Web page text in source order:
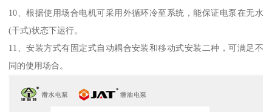
10、根据使用场合电机可采用外循环冷至系统，能保证电泵在无水
(干式)状态下运行。
11、安装方式有固定式自动耦合安装和移动式安装二种，可满足不
同的使用场合。